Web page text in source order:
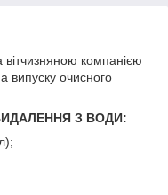
компанією
випуску очисного
З ВОДИ: